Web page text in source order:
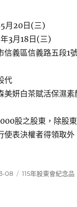
5月20日(三)
3月18日(三)
信義區信義路五段1
代
美妍白茶賦活保濕素
股之股東，除股
使表決權者得領取
08
分
115年股東會紀念品